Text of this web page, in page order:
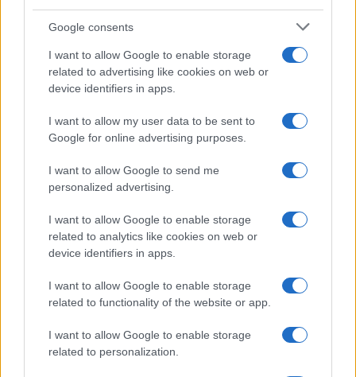
Google consents
I want to allow Google to enable storage
related to advertising like cookies on web or
device identifiers in apps.
I want to allow my user data to be sent to
Google for online advertising purposes.
I want to allow Google to send me
personalized advertising.
I want to allow Google to enable storage
related to analytics like cookies on web or
device identifiers in apps.
I want to allow Google to enable storage
related to functionality of the website or app.
I want to allow Google to enable storage
related to personalization.
vendute in Italia
Francesca Lombardi · 8 Ago 2026
MOTORI